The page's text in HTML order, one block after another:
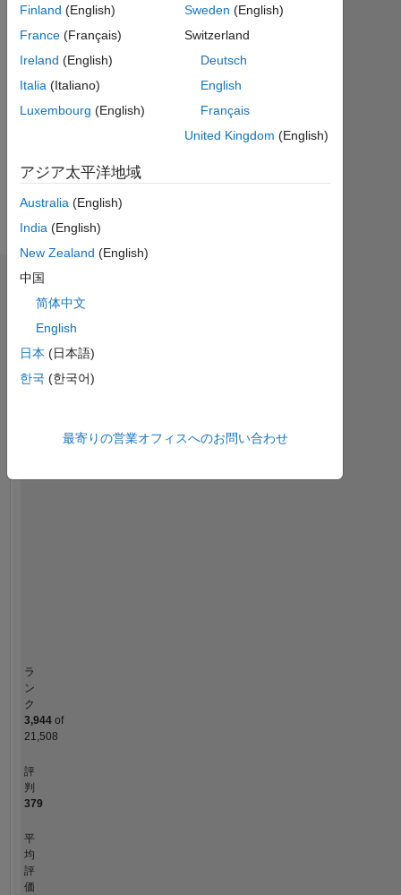
Followers:
Following:
メ
ッ
セ
ー
ジ
ダッシュボード
統
File Exchange
コントリビューション
ラ
ン
ク
3,944of
21,508
評
判
379
平
均
評
価
Finland (English)
France (Français)
Ireland (English)
Italia (Italiano)
Luxembourg (English)
Sweden (English)
Switzerland
Deutsch
English
Français
United Kingdom (English)
アジア太平洋地域
Australia (English)
India (English)
New Zealand (English)
中国
简体中文
English
日本 (日本語)
한국 (한국어)
最寄りの営業オフィスへのお問い合わせ